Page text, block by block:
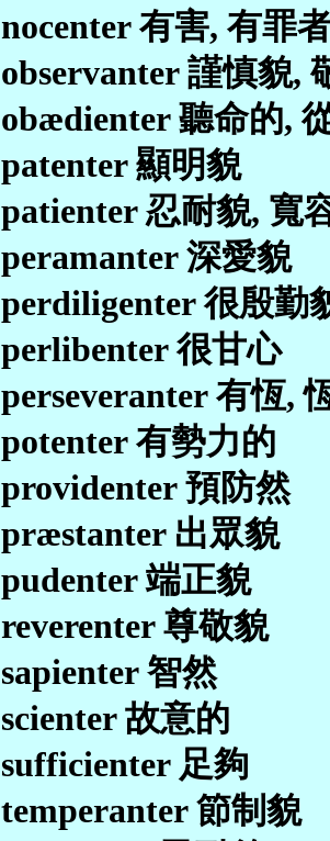
nocenter 有害, 有罪
observanter 謹慎貌,
obædienter 聽命的,
patenter 顯明貌
patienter 忍耐貌, 寬
peramanter 深愛貌
perdiligenter 很殷勤
perlibenter 很甘心
perseveranter 有恆,
potenter 有勢力的
providenter 預防然
præstanter 出眾貌
pudenter 端正貌
reverenter 尊敬貌
sapienter 智然
scienter 故意的
sufficienter 足夠
temperanter 節制貌